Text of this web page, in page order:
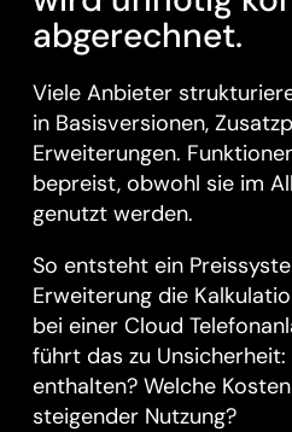
abgerechnet.
Viele Anbieter
in Basisversionen,
Erweiterungen.
bepreist, obwohl sie im
genutzt werden.
So entsteht ein
Erweiterung die
bei einer Cloud
führt das zu
enthalten? Welche
steigender Nutzung?